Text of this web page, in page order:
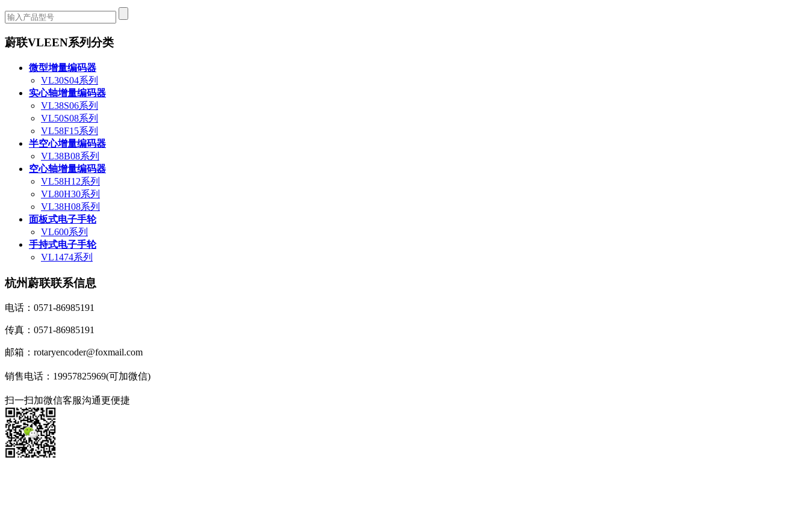
蔚联VLEEN系列分类
微型增量编码器
VL30S04系列
实心轴增量编码器
VL38S06系列
VL50S08系列
VL58F15系列
半空心增量编码器
VL38B08系列
空心轴增量编码器
VL58H12系列
VL80H30系列
VL38H08系列
面板式电子手轮
VL600系列
手持式电子手轮
VL1474系列
杭州蔚联联系信息
电话：0571-86985191
传真：0571-86985191
邮箱：rotaryencoder@foxmail.com
销售电话：19957825969(可加微信)
扫一扫加微信客服沟通更便捷